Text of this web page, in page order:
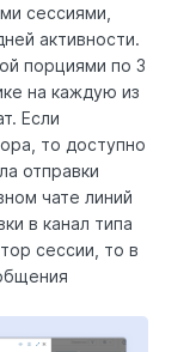
сессиями,
активности.
порциями по 3
на каждую из
Если
то доступно
отправки
чате линий
в канал типа
сессии, то в